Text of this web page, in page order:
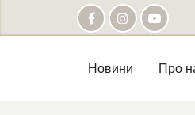
Main
Новини Про